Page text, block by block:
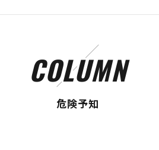
COLUMN
危険予知